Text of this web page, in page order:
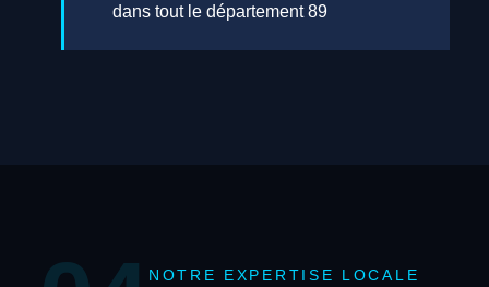
dans tout le département 89
NOTRE EXPERTISE LOCALE